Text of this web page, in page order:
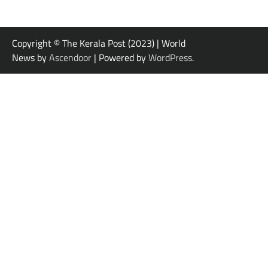
Copyright © The Kerala Post (2023) | World
News byAscendoor | Powered byWordPress.